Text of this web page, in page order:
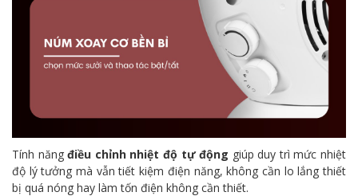
Tính năngđiều chỉnh nhiệt độ tự động giúp duy trì mức nhiệt
độ lý tưởng mà vẫn tiết kiệm điện năng, không cần lo lắng thiết
bị quá nóng hay làm tốn điện không cần thiết.